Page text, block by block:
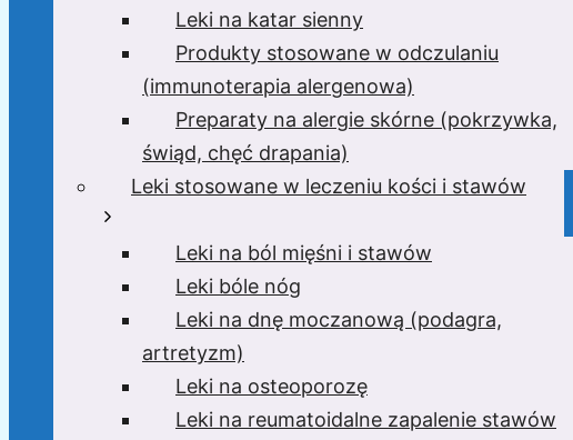
Leki na katar sienny
Produkty stosowane w odczulaniu
(immunoterapia alergenowa)
Preparaty na alergie skórne (pokrzywka,
świąd, chęć drapania)
Leki stosowane w leczeniu kości i stawów
Leki na ból mięśni i stawów
Leki bóle nóg
Leki na dnę moczanową (podagra,
artretyzm)
Leki na osteoporozę
Leki na reumatoidalne zapalenie stawów